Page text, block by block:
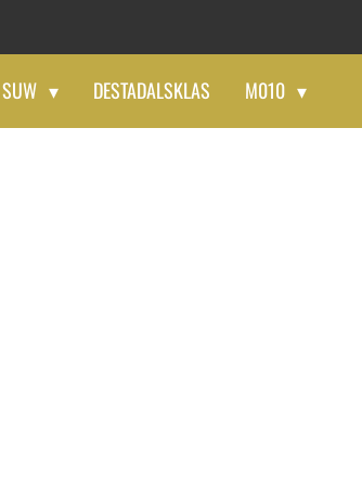
SUW DESTADALSKLAS M010